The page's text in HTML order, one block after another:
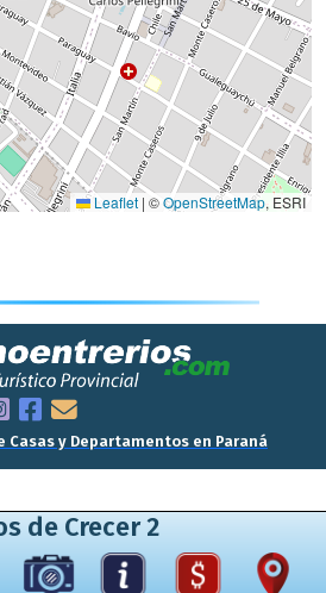
Casas y Departamentos en Paraná
de Crecer 2